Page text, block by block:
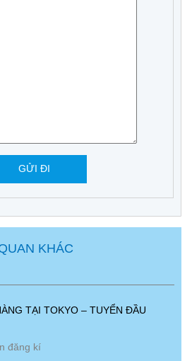
KHÁC
TẠI TOKYO – TUYỂN ĐẦU
đăng kí